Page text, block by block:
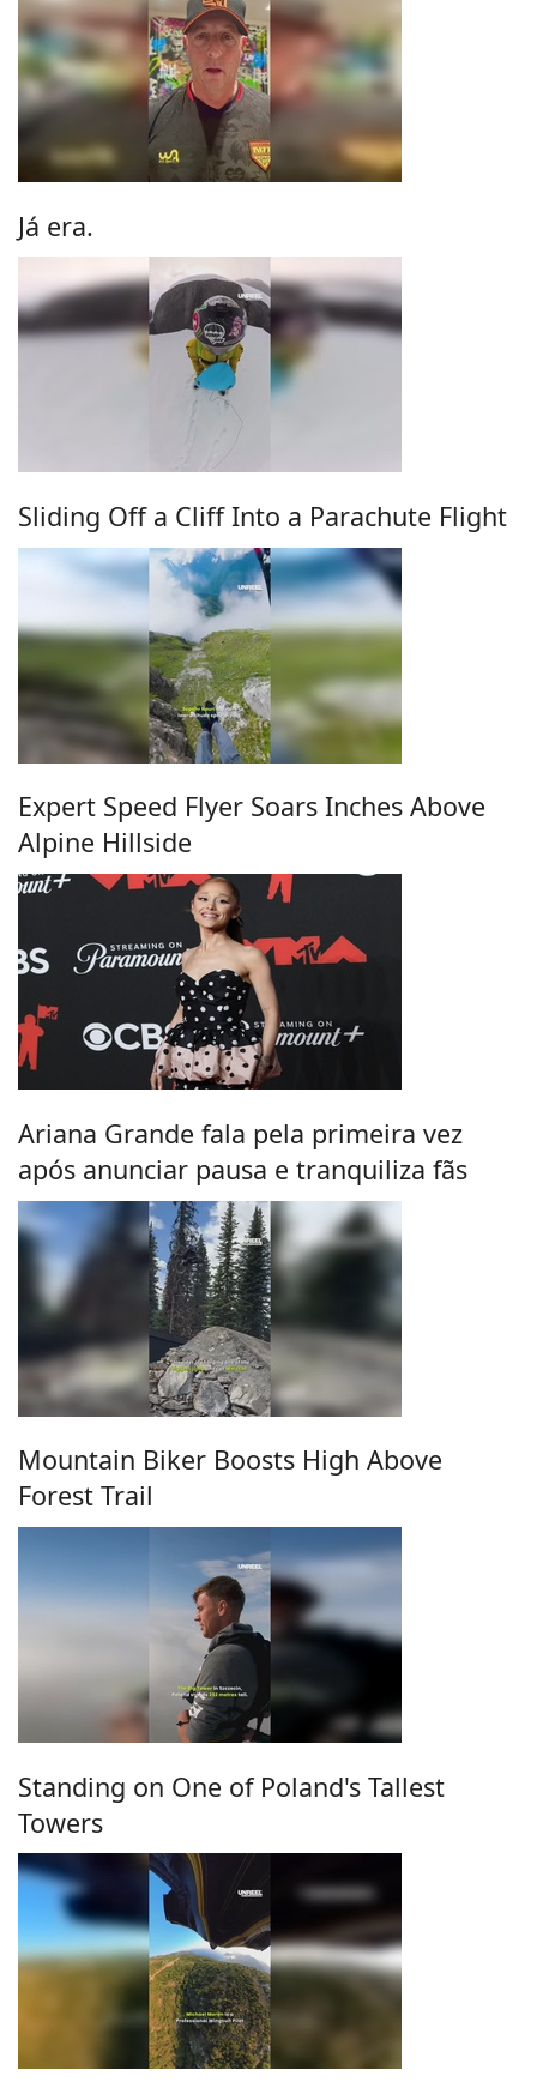
Já era.
Sliding Off a Cliff Into a Parachute Flight
Expert Speed Flyer Soars Inches Above
Alpine Hillside
Ariana Grande fala pela primeira vez
após anunciar pausa e tranquiliza fãs
Mountain Biker Boosts High Above
Forest Trail
Standing on One of Poland's Tallest
Towers